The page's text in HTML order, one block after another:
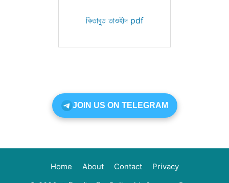
কিতাবুত তাওহীদ pdf
JOIN US ON TELEGRAM
Home About Contact
Privacy